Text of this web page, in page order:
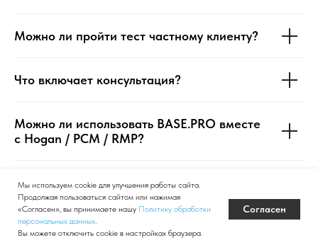
Можно ли пройти тест частному клиенту?
Что включает консультация?
Можно ли использовать BASE.PRO вместе
с Hogan / PCM / RMP?
Что делать, если сотрудник пытается
«обмануть» тест?
Работает ли инструмент для массовых
Мы используем cookie для улучшения работы сайта.
Продолжая пользоваться сайтом или нажимая
«Согласен», вы принимаете нашу Политику обработки
персональных данных.
Вы можете отключить cookie в настройках браузера.
Согласен